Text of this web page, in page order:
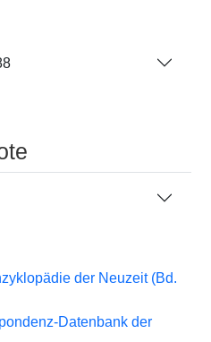
der Neuzeit (Bd.
Datenbank der